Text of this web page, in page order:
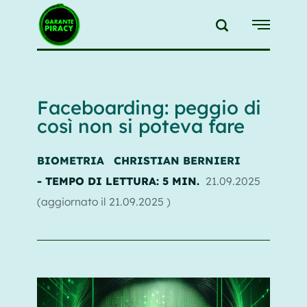
{{feedLink}}
Faceboarding: peggio di
così non si poteva fare
BIOMETRIA
CHRISTIAN BERNIERI
- TEMPO DI LETTURA: 5 MIN. 21.09.2025
(aggiornato il 21.09.2025 )